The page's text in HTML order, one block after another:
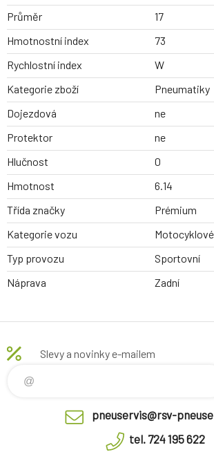
Průměr
17
Hmotnostní index
73
Rychlostní index
W
Kategorie zboží
Pneumatiky
Dojezdová
ne
Protektor
ne
Hlučnost
0
Hmotnost
6.14
Třída značky
Prémium
Kategorie vozu
Motocyklové
Typ provozu
Sportovní
Náprava
Zadní
Slevy a novinky e-mailem
pneuservis@rsv-
tel. 724 195 622